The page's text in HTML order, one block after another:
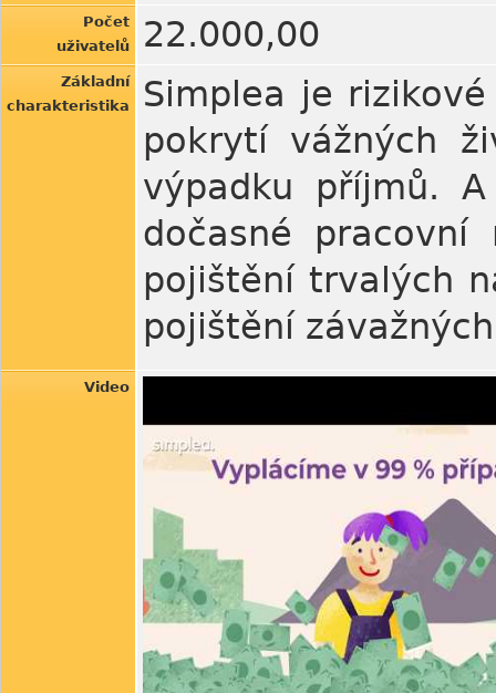
Počet
uživatelů
22.000,00
Základní
charakteristika
Simplea je
pokrytí vážných
výpadku příjmů.
dočasné pracovní
pojištění trvalých
pojištění
Video